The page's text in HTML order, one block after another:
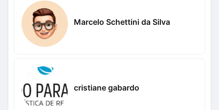
Marcelo Schettini da Silva
cristiane gabardo